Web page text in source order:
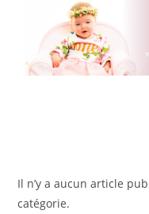
Il n’y a aucun article
catégorie.